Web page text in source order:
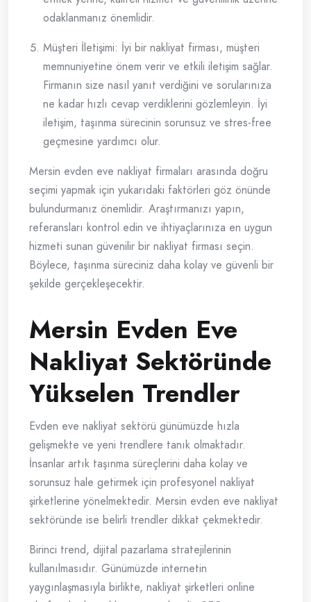
odaklanmanız önemlidir.
Müşteri İletişimi: İyi bir nakliyat firması, müşteri
memnuniyetine önem verir ve etkili iletişim sağlar.
Firmanın size nasıl yanıt verdiğini ve sorularınıza
ne kadar hızlı cevap verdiklerini gözlemleyin. İyi
iletişim, taşınma sürecinin sorunsuz ve stres-free
geçmesine yardımcı olur.
Mersin evden eve nakliyat firmaları arasında doğru
seçimi yapmak için yukarıdaki faktörleri göz önünde
bulundurmanız önemlidir. Araştırmanızı yapın,
referansları kontrol edin ve ihtiyaçlarınıza en uygun
hizmeti sunan güvenilir bir nakliyat firması seçin.
Böylece, taşınma süreciniz daha kolay ve güvenli bir
şekilde gerçekleşecektir.
Mersin Evden Eve
Nakliyat Sektöründe
Yükselen Trendler
Evden eve nakliyat sektörü günümüzde hızla
gelişmekte ve yeni trendlere tanık olmaktadır.
İnsanlar artık taşınma süreçlerini daha kolay ve
sorunsuz hale getirmek için profesyonel nakliyat
şirketlerine yönelmektedir. Mersin evden eve nakliyat
sektöründe ise belirli trendler dikkat çekmektedir.
Birinci trend, dijital pazarlama stratejilerinin
kullanılmasıdır. Günümüzde internetin
yaygınlaşmasıyla birlikte, nakliyat şirketleri online